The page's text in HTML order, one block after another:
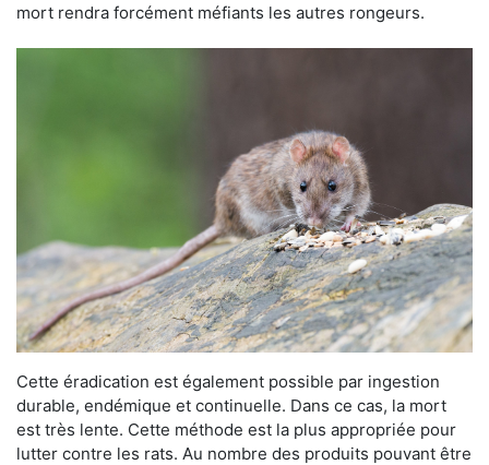
mort rendra forcément méfiants les autres rongeurs.
Cette éradication est également possible par ingestion
durable, endémique et continuelle. Dans ce cas, la mort
est très lente. Cette méthode est la plus appropriée pour
lutter contre les rats. Au nombre des produits pouvant être